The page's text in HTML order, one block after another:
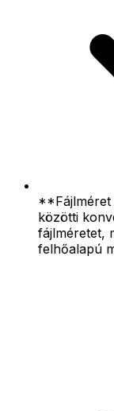
közötti
fájlméretet,
felhőalapú